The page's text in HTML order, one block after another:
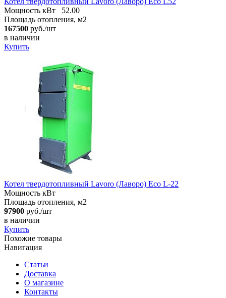
Мощность кВт
52.00
Площадь отопления, м2
167500 руб./шт
в наличии
Купить
Котел твердотопливный Lavoro (Лаворо) Eco L-22
Мощность кВт
Площадь отопления, м2
97900 руб./шт
в наличии
Купить
Похожие товары
Навигация
Статьи
Доставка
О магазине
Контакты